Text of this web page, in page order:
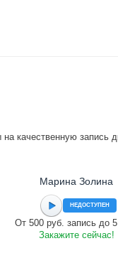
качественную запись
Марина Золина
НЕДОСТУПЕН
От 500 руб. запись до
Закажите сейчас!